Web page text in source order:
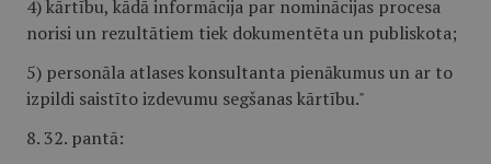
4) kārtību, kādā informācija par nominācijas procesa
norisi un rezultātiem tiek dokumentēta un publiskota;
5) personāla atlases konsultanta pienākumus un ar to
izpildi saistīto izdevumu segšanas kārtību."
8. 32. pantā: